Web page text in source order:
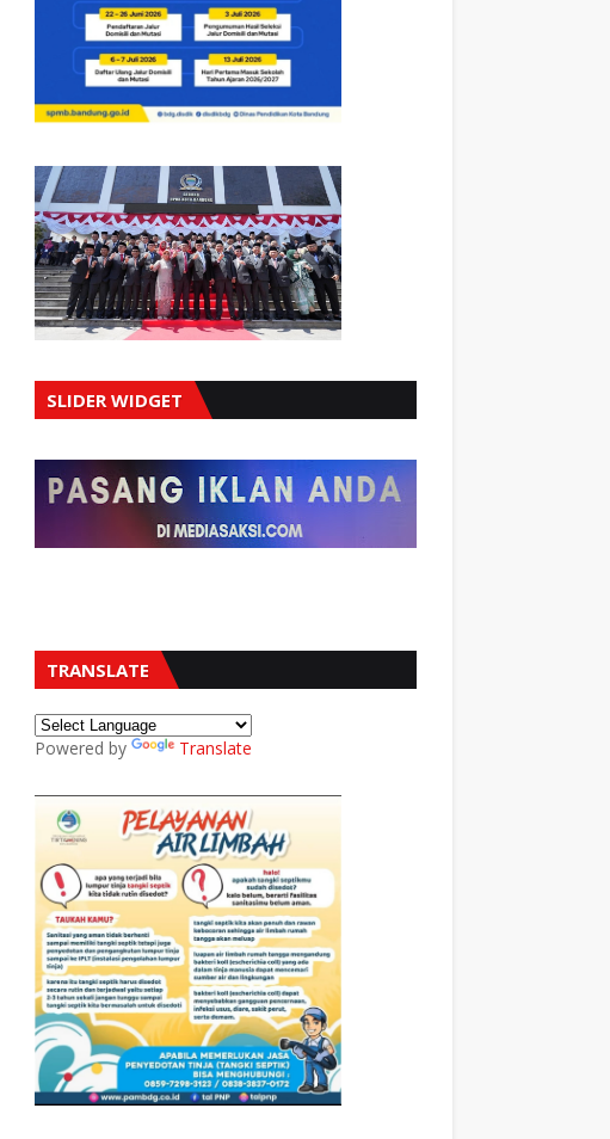
SLIDER WIDGET
TRANSLATE
Powered by Translate